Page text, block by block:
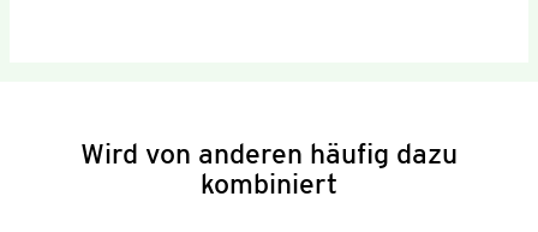
Wird von anderen häufig dazu
kombiniert